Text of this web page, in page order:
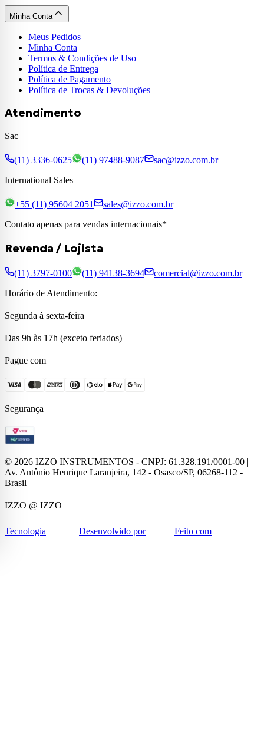
Minha Conta
Meus Pedidos
Minha Conta
Termos & Condições de Uso
Política de Entrega
Política de Pagamento
Política de Trocas & Devoluções
Atendimento
Sac
(11) 3336-0625 (11) 97488-9087
sac@izzo.com.br
International Sales
+55 (11) 95604 2051
sales@izzo.com.br
Contato apenas para vendas internacionais*
Revenda / Lojista
(11) 3797-0100 (11) 94138-3694
comercial@izzo.com.br
Horário de Atendimento:
Segunda à sexta-feira
Das 9h às 17h (exceto feriados)
Pague com
Segurança
© 2026 IZZO INSTRUMENTOS - CNPJ: 61.328.191/0001-00 |
Av. Antônio Henrique Laranjeira, 142 - Osasco/SP, 06268-112 -
Brasil
IZZO @ IZZO
Tecnologia Desenvolvido por Feito com